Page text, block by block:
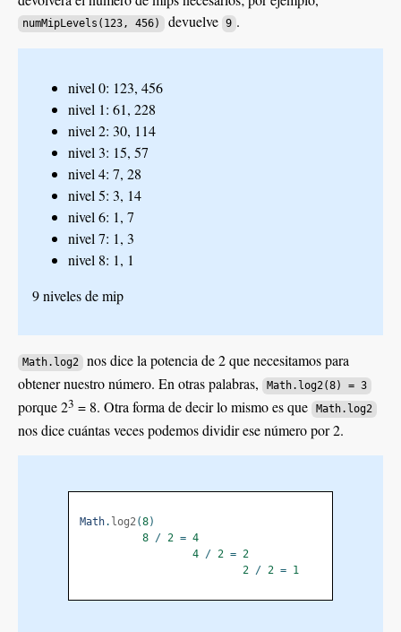
numMipLevels(123, 456) devuelve 9 .
nivel 0: 123, 456
nivel 1: 61, 228
nivel 2: 30, 114
nivel 3: 15, 57
nivel 4: 7, 28
nivel 5: 3, 14
nivel 6: 1, 7
nivel 7: 1, 3
nivel 8: 1, 1
9 niveles de mip
Math.log2 nos dice la potencia de 2 que necesitamos para
obtener nuestro número. En otras palabras,
Math.log2(8) = 3
porque 23 = 8. Otra forma de decir lo mismo es que Math.log2
nos dice cuántas veces podemos dividir ese número por 2.
Math. log2(8)
8 / 2 = 4
4 / 2 = 2
2 / 2 = 1